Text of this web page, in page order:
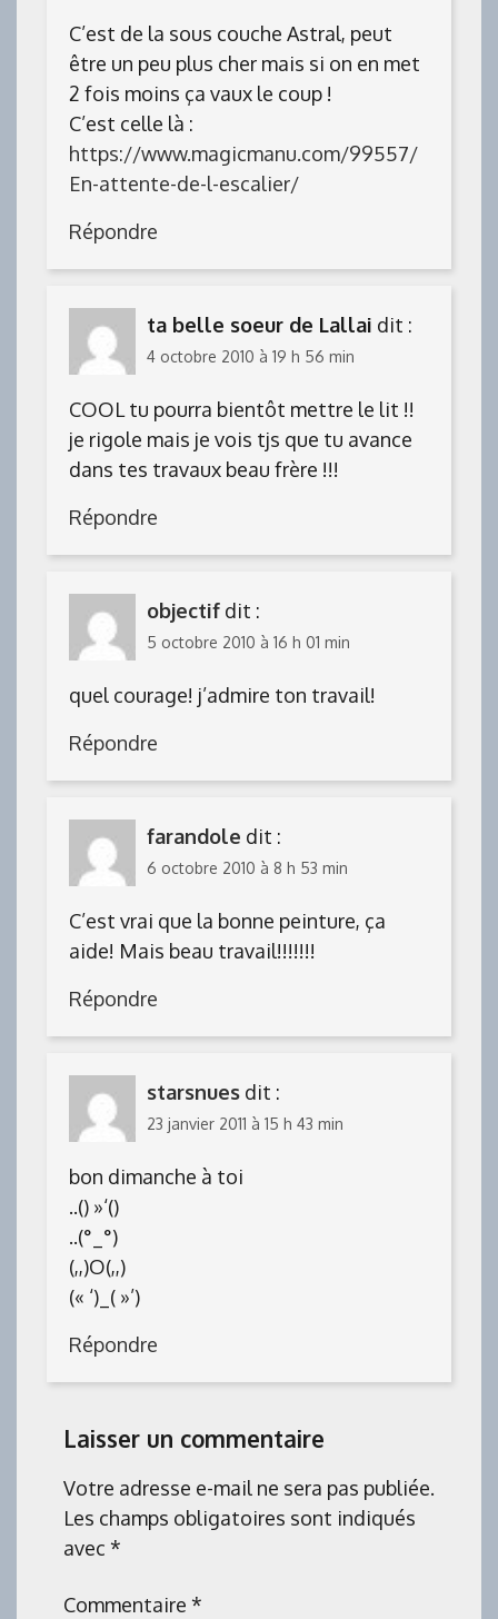
C’est de la sous couche Astral, peut
être un peu plus cher mais si on en met
2 fois moins ça vaux le coup !
C’est celle là :
https://www.magicmanu.com/99557/
En-attente-de-l-escalier/
Répondre
ta belle soeur de Lallai dit :
4 octobre 2010 à 19 h 56 min
COOL tu pourra bientôt mettre le lit !!
je rigole mais je vois tjs que tu avance
dans tes travaux beau frère !!!
Répondre
objectif dit :
5 octobre 2010 à 16 h 01 min
quel courage! j’admire ton travail!
Répondre
farandole dit :
6 octobre 2010 à 8 h 53 min
C’est vrai que la bonne peinture, ça
aide! Mais beau travail!!!!!!!
Répondre
starsnues dit :
23 janvier 2011 à 15 h 43 min
bon dimanche à toi
..() »‘()
..(°_°)
(,,)O(,,)
(« ‘)_( »’)
Répondre
Laisser un commentaire
Votre adresse e-mail ne sera pas publiée.
Les champs obligatoires sont indiqués
avec *
Commentaire *